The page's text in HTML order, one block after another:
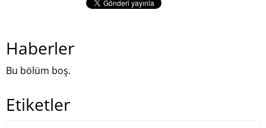
Haberler
Bu bölüm boş.
Etiketler